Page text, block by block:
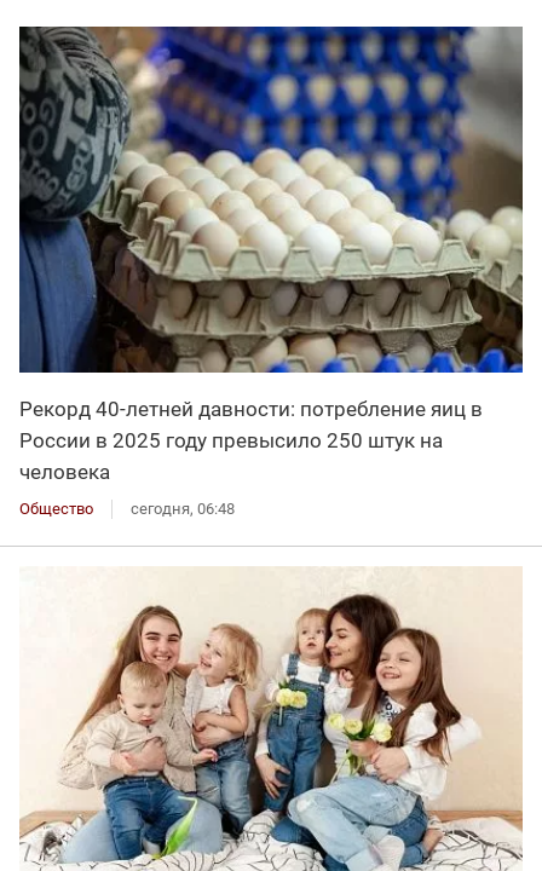
Рекорд 40-летней давности: потребление яиц в
России в 2025 году превысило 250 штук на
человека
Общество сегодня, 06:48